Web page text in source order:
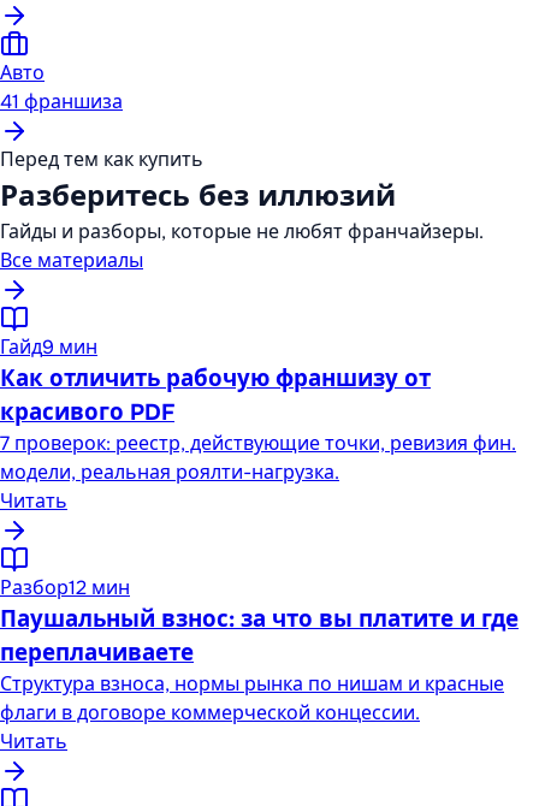
Авто
41 франшиза
Перед тем как купить
Разберитесь без иллюзий
Гайды и разборы, которые не любят франчайзеры.
Все материалы
Гайд9 мин
Как отличить рабочую франшизу от
красивого PDF
7 проверок: реестр, действующие точки, ревизия фин.
модели, реальная роялти-нагрузка.
Читать
Разбор12 мин
Паушальный взнос: за что вы платите и где
переплачиваете
Структура взноса, нормы рынка по нишам и красные
флаги в договоре коммерческой концессии.
Читать